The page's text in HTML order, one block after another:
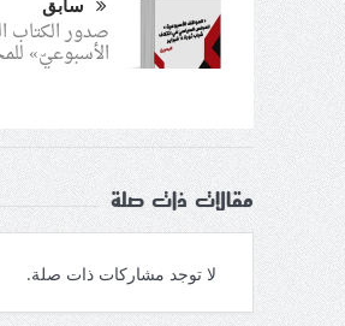
سابق
صدور الكتاب
الأسبوعيّ»
مقالات ذات صلة
لا توجد مشاركات ذات صلة.